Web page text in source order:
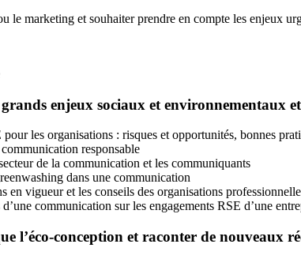
le marketing et souhaiter prendre en compte les enjeux
enjeux sociaux et environnementaux
les organisations : risques et opportunités, bonnes
responsable
de la communication et les communiquants
dans une communication
en vigueur et les conseils des organisations
communication sur les engagements RSE d’une
l’éco-conception et raconter de nouveaux